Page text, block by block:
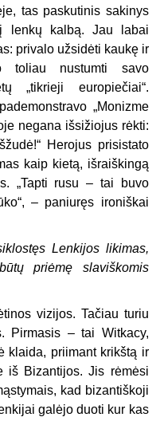
tas paskutinis sakinys
lenkų kalbą. Jau labai
privalo užsidėti kaukę ir
toliau nustumti savo
„tikrieji europiečiai“.
„Monizme
negana išsižiojus rėkti:
Herojus prisistato
kaip kietą, išraiškingą
„Tapti rusu – tai buvo
– paniuręs ironiškai
Lenkijos likimas,
priėmę slaviškomis
vizijos. Tačiau turiu
Pirmasis – tai Witkacy,
klaida, priimant krikštą ir
iš Bizantijos. Jis rėmėsi
kad bizantiškoji
galėjo duoti kur kas